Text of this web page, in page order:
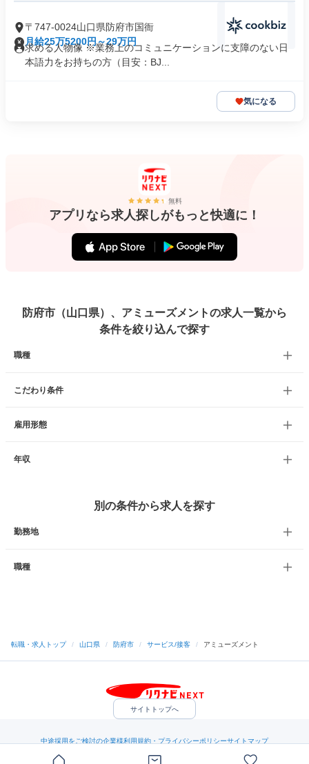
〒747-0024山口県防府市国衙
月給25万5200円～29万円
求める人物像 ※業務上のコミュニケーションに支障のない日
本語力をお持ちの方（目安：BJ...
気になる
無料
アプリなら求人探しがもっと快適に！
防府市（山口県）、アミューズメントの求人一覧から
条件を絞り込んで探す
職種
こだわり条件
雇用形態
年収
別の条件から求人を探す
勤務地
職種
転職・求人トップ / 山口県 / 防府市 / サービス/接客 / アミューズメント
サイトトップへ
中途採用をご検討の企業様利用規約・プライバシーポリシーサイトマップ
（C）Indeed Inc.